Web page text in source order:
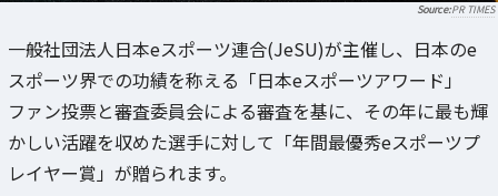
PR TIMES
一般社団法人日本eスポーツ連合(JeSU)が主催し、日本のe
スポーツ界での功績を称える「日本eスポーツアワード」
ファン投票と審査委員会による審査を基に、その年に最も輝
かしい活躍を収めた選手に対して「年間最優秀eスポーツプ
レイヤー賞」が贈られます。